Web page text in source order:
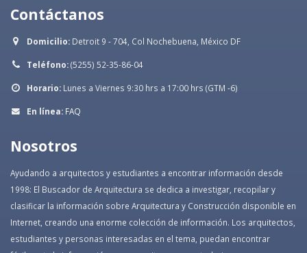
Contáctanos
Domicilio: Detroit 9 - 704, Col Nochebuena, México DF
Teléfono:(5255) 52-35-86-04
Horario: Lunes a Viernes 9:30 hrs a 17:00 hrs (GTM -6)
En línea: FAQ
Nosotros
Ayudando a arquitectos y estudiantes a encontrar información desde
1998: El Buscador de Arquitectura se dedica a investigar, recopilar y
clasificar la información sobre Arquitectura y Construcción disponible en
Internet, creando una enorme colección de información. Los arquitectos,
estudiantes y personas interesadas en el tema, puedan encontrar